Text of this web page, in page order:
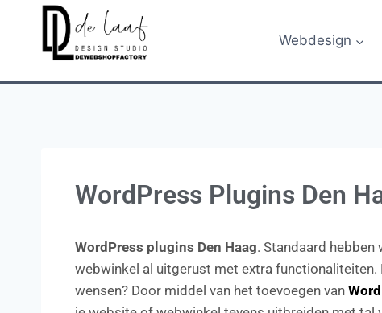
Webdesign
WordPress Plugins Den
WordPress plugins Den Haag. Standaard
webwinkel al uitgerust met extra functionaliteiten.
wensen? Door middel van het toevoegen van